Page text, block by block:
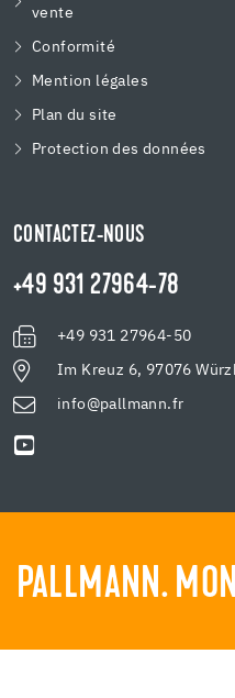
vente
Conformité
Mention légales
Plan du site
Protection des données
CONTACTEZ-NOUS
+49 931 27964-78
+49 931 27964-50
Im Kreuz 6, 97076
info@pallmann.fr
PALLMANN.